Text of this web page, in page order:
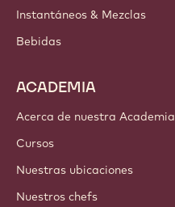
Instantáneos & Mezclas
Bebidas
ACADEMIA
Acerca de nuestra Academia
Cursos
Nuestras ubicaciones
Nuestros chefs